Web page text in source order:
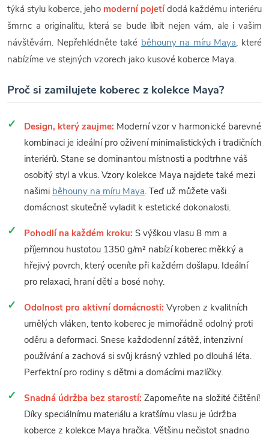
týká stylu koberce, jeho moderní pojetí dodá každému interiéru
šmrnc a originalitu, která se bude líbit nejen vám, ale i vašim
návštěvám. Nepřehlédněte také běhouny na míru Maya, které
nabízíme ve stejných vzorech jako kusové koberce Maya.
Proč si zamilujete koberec z kolekce Maya?
Design, který zaujme: Moderní vzor v harmonické barevné
kombinaci je ideální pro oživení minimalistických i tradičních
interiérů. Stane se dominantou místnosti a podtrhne váš
osobitý styl a vkus. Vzory kolekce Maya najdete také mezi
našimi běhouny na míru Maya. Teď už můžete vaši
domácnost skutečně vyladit k estetické dokonalosti.
Pohodlí na každém kroku: S výškou vlasu 8 mm a
příjemnou hustotou 1350 g/m² nabízí koberec měkký a
hřejivý povrch, který oceníte při každém došlapu. Ideální
pro relaxaci, hraní dětí a bosé nohy.
Odolnost pro aktivní domácnosti: Vyroben z kvalitních
umělých vláken, tento koberec je mimořádně odolný proti
oděru a deformaci. Snese každodenní zátěž, intenzivní
používání a zachová si svůj krásný vzhled po dlouhá léta.
Perfektní pro rodiny s dětmi a domácími mazlíčky.
Snadná údržba bez starostí: Zapomeňte na složité čištění!
Díky speciálnímu materiálu a kratšímu vlasu je údržba
koberce z kolekce Maya hračka. Většinu nečistot snadno